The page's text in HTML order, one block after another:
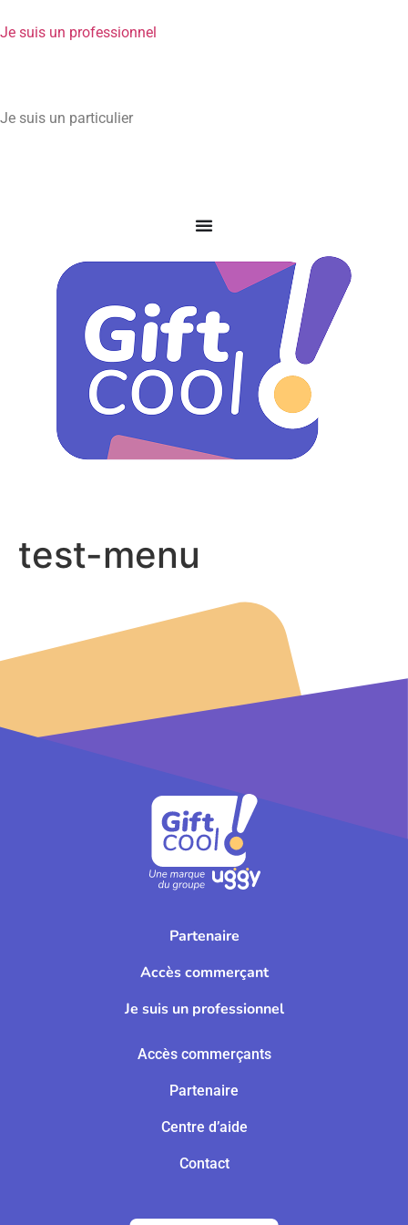
Je suis un professionnel
Je suis un particulier
test-menu
Partenaire
Accès commerçant
Je suis un professionnel
Accès commerçants
Partenaire
Centre d’aide
Contact